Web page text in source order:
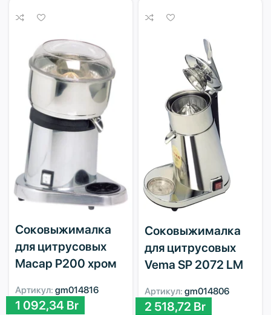
Соковыжималка
для цитрусовых
Macap P200 хром
Артикул: gm014816
1 092,34 Br
Соковыжималка
для цитрусовых
Vema SP 2072 LM
Артикул: gm014806
2 518,72 Br